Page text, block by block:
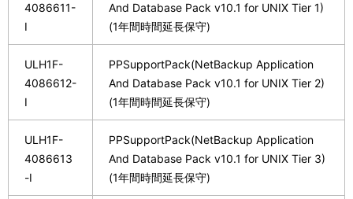
4086611-
I
And Database Pack v10.1 for UNIX Tier 1)
(1年間時間延長保守)
ULH1F-
4086612-
I
PPSupportPack(NetBackup Application
And Database Pack v10.1 for UNIX Tier 2)
(1年間時間延長保守)
ULH1F-
4086613
-I
PPSupportPack(NetBackup Application
And Database Pack v10.1 for UNIX Tier 3)
(1年間時間延長保守)